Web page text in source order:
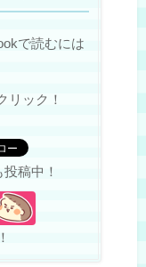
で読むには
リック！
稿中！